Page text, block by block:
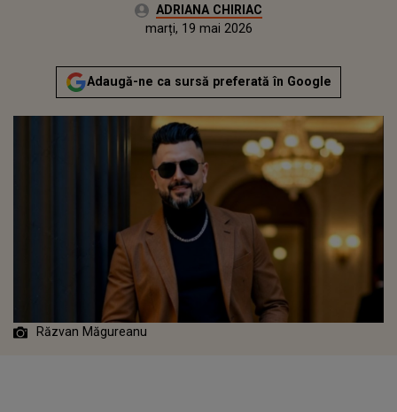
Autor:ADRIANA CHIRIAC
Actualizat:
marți, 19 mai 2026
Adaugă-ne ca sursă preferată în Google
Răzvan Măgureanu